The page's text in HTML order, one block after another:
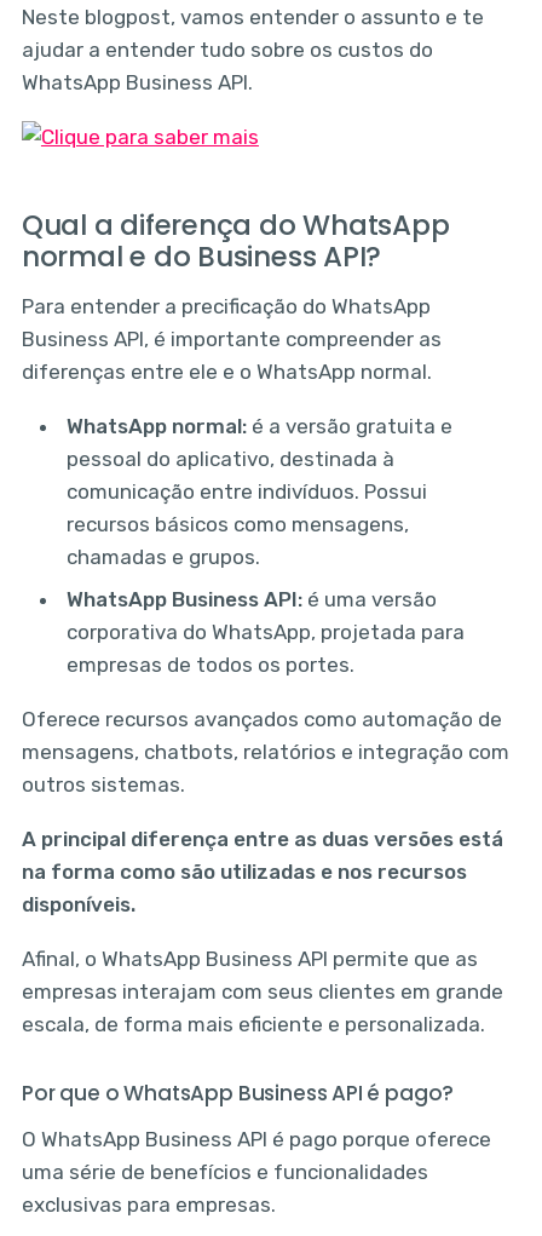
Neste blogpost, vamos entender o assunto e te
ajudar a entender tudo sobre os custos do
WhatsApp Business API.
Qual a diferença do WhatsApp
normal e do Business API?
Para entender a precificação do WhatsApp
Business API, é importante compreender as
diferenças entre ele e o WhatsApp normal.
WhatsApp normal: é a versão gratuita e
pessoal do aplicativo, destinada à
comunicação entre indivíduos. Possui
recursos básicos como mensagens,
chamadas e grupos.
WhatsApp Business API: é uma versão
corporativa do WhatsApp, projetada para
empresas de todos os portes.
Oferece recursos avançados como automação de
mensagens, chatbots, relatórios e integração com
outros sistemas.
A principal diferença entre as duas versões está
na forma como são utilizadas e nos recursos
disponíveis.
Afinal, o WhatsApp Business API permite que as
empresas interajam com seus clientes em grande
escala, de forma mais eficiente e personalizada.
Por que o WhatsApp Business API é pago?
O WhatsApp Business API é pago porque oferece
uma série de benefícios e funcionalidades
exclusivas para empresas.